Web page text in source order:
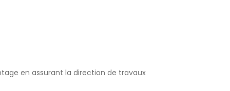
en assurant la direction de travaux